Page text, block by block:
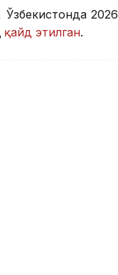
2026
қайд этилган.